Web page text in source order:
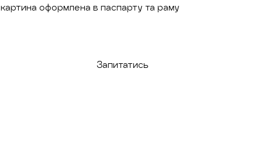
картина оформлена в паспарту та раму
Запитатись